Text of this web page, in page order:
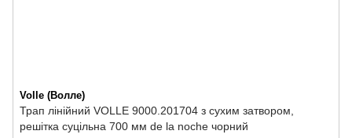
Volle (Волле)
Трап лінійний VOLLE 9000.201704 з сухим затвором,
решітка суцільна 700 мм de la noche чорний